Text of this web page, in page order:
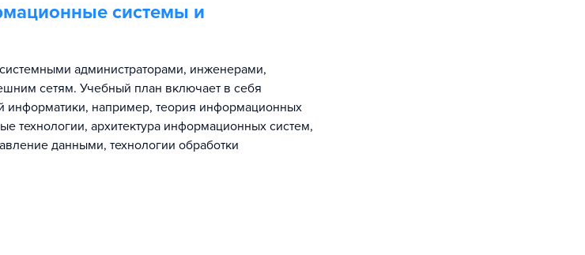
системы и
администраторами, инженерами,
сетям. Учебный план включает в себя
информатики, например, теория информационных
технологии, архитектура информационных систем,
данными, технологии обработки